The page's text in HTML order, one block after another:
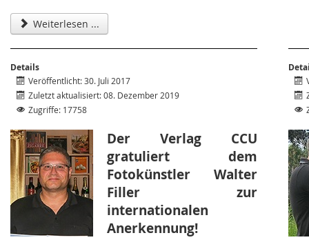
Weiterlesen ...
Details
Veröffentlicht: 30. Juli 2017
Zuletzt aktualisiert: 08. Dezember 2019
Zugriffe: 17758
Der Verlag CCU
gratuliert dem
Fotokünstler Walter
Filler zur
internationalen
Anerkennung!